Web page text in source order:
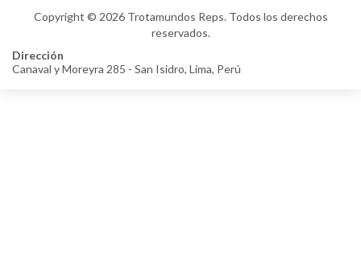
Copyright © 2026 Trotamundos Reps. Todos los derechos
reservados.
Dirección
Canaval y Moreyra 285 - San Isidro, Lima, Perú